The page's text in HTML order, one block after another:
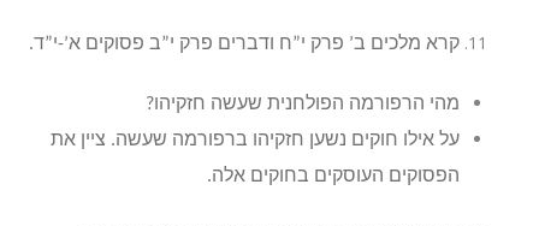
קרא מלכים ב’ פרק י”ח ודברים פרק י”ב פסוקים א’-י”ד.
מהי הרפורמה הפולחנית שעשה חזקיהו?
על אילו חוקים נשען חזקיהו ברפורמה שעשה. ציין את
הפסוקים העוסקים בחוקים אלה.